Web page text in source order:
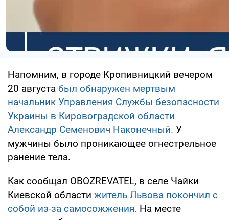
Напомним, в городе Кропивницкий вечером
20 августа был обнаружен мертвым
начальник Управления Службы безопасности
Украины в Кировоградской области
Александр Семенович Наконечный. У
мужчины было проникающее огнестрельное
ранение тела.
Как сообщал OBOZREVATEL, в селе Чайки
Киевской области житель Львова покончил с
собой из-за самосожжения. На месте